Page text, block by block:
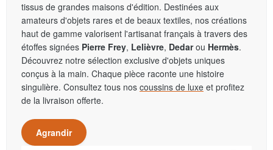
tissus de grandes maisons d'édition. Destinées aux
amateurs d'objets rares et de beaux textiles, nos créations
haut de gamme valorisent l'artisanat français à travers des
étoffes signées Pierre Frey, Lelièvre, Dedarou Hermès.
Découvrez notre sélection exclusive d'objets uniques
conçus à la main. Chaque pièce raconte une histoire
singulière. Consultez tous nos coussins de luxe et profitez
de la livraison offerte.
Agrandir